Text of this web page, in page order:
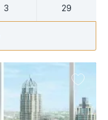
3 29